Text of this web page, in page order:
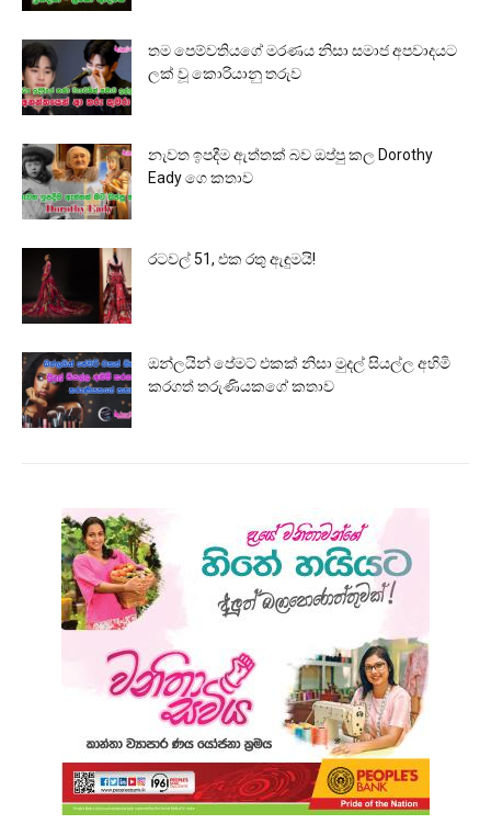
තම පෙම්වතියගේ මරණය නිසා සමාජ අපවාදයට
ලක් වූ කොරියානු තරුව
නැවත ඉපදීම ඇත්තක් බව ඔප්පු කල Dorothy
Eady ගෙ කතාව
රටවල් 51, එක රතු ඇඳුමයි!
ඔන්ලයින් පේමට් එකක් නිසා මුදල් සියල්ල අහිමි
කරගත් තරුණියකගේ කතාව